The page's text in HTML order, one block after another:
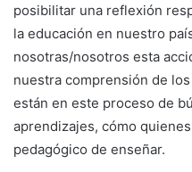
posibilitar una reflexión
la educación en nuestro
nosotras/nosotros esta
nuestra comprensión de
están en este proceso de
aprendizajes, cómo
pedagógico de enseñar.